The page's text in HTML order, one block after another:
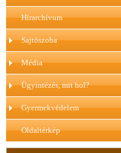
Hírarchívum
Sajtószoba
Média
Ügyintézés, mit hol?
Gyermekvédelem
Oldaltérkép